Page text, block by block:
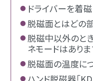
ドライバーを着
脱磁面とはどの
脱磁中以外のと
ネモードはありま
脱磁面の温度に